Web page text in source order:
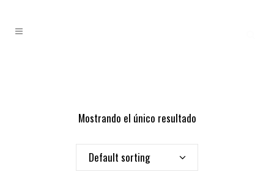
Mostrando el único resultado
Default sorting